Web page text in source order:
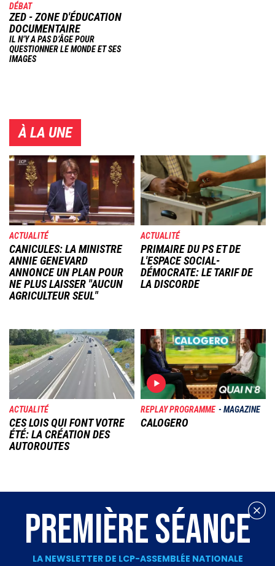
DÉBAT
ZED - ZONE D'ÉDUCATION
DOCUMENTAIRE
IL N’Y A PAS D’ÂGE POUR
QUESTIONNER LE MONDE ET SES
IMAGES
À LA UNE
Image
ACTUALITÉ
CANICULES: LA MINISTRE
ANNIE GENEVARD
ANNONCE UN PLAN POUR
NE PLUS LAISSER "AUCUN
AGRICULTEUR SEUL"
Image
ACTUALITÉ
PRIMAIRE DU PS ET DE
L'ESPACE SOCIAL-
DÉMOCRATE: LE TARIF DE
LA DISCORDE
Image
ACTUALITÉ
CES LOIS QUI FONT VOTRE
ÉTÉ: LA CRÉATION DES
AUTOROUTES
Image
REPLAY PROGRAMME MAGAZINE
CALOGERO
PREMIÈRE SÉANCE
LA NEWSLETTER DE LCP-ASSEMBLÉE NATIONALE